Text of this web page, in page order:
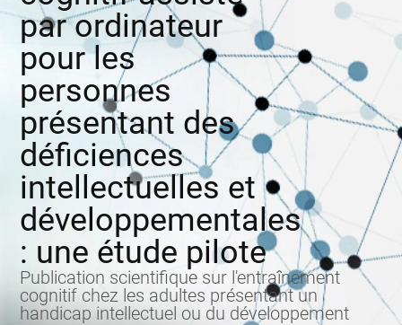
par ordinateur
pour les
personnes
présentant des
déficiences
intellectuelles et
développementales
: une étude pilote
Publication scientifique sur l'entraînement
cognitif chez les adultes présentant un
handicap intellectuel ou du développement